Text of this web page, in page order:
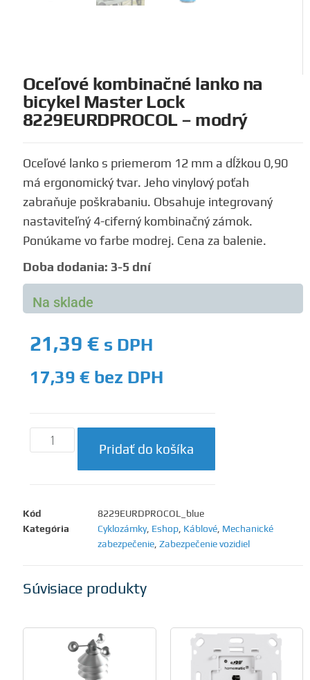
Oceľové kombinačné lanko na
bicykel Master Lock
8229EURDPROCOL – modrý
Oceľové lanko s priemerom 12 mm a dĺžkou 0,90
má ergonomický tvar. Jeho vinylový poťah
zabraňuje poškrabaniu. Obsahuje integrovaný
nastaviteľný 4-ciferný kombinačný zámok.
Ponúkame vo farbe modrej. Cena za balenie.
Doba dodania: 3-5 dní
Na sklade
21,39 € s DPH
17,39 € bez DPH
Pridať do košíka
Kód
8229EURDPROCOL_blue
Kategória
Cyklozámky, Eshop Káblové Mechanické
zabezpečenie Zabezpečenie vozidiel
Súvisiace produkty